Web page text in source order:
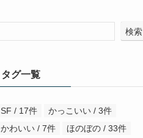
検索
タグ一覧
SF / 17件
かっこいい / 3件
かわいい / 7件
ほのぼの / 33件